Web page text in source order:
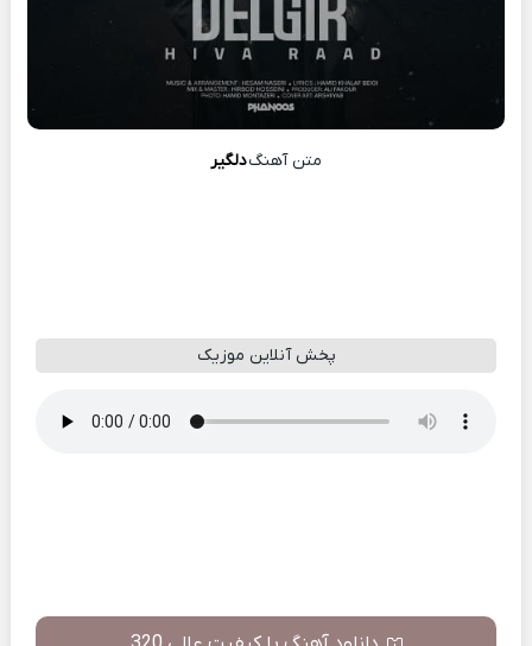
متن آهنگدلگیر
پخش آنلاین موزیک